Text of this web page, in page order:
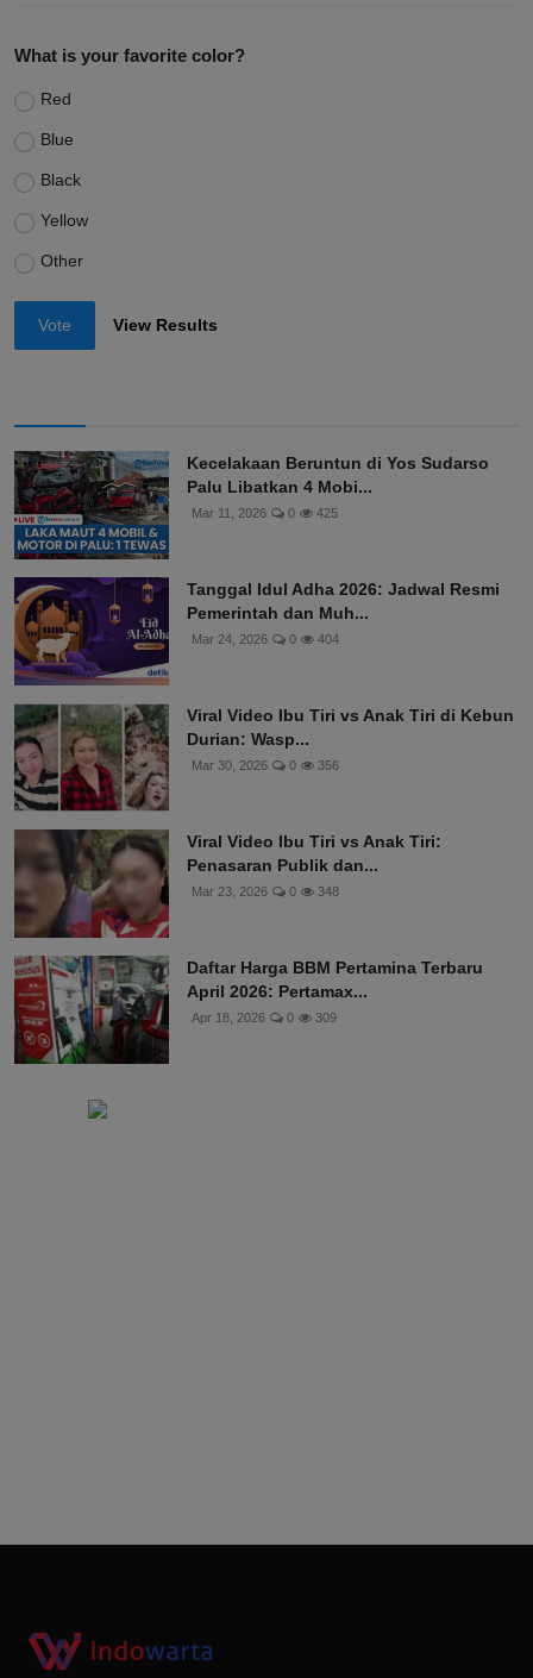
What is your favorite color?
Red
Blue
Black
Yellow
Other
Vote View Results
Kecelakaan Beruntun di Yos Sudarso
Palu Libatkan 4 Mobi...
Mar 11, 2026 0 425
Tanggal Idul Adha 2026: Jadwal Resmi
Pemerintah dan Muh...
Mar 24, 2026 0 404
Viral Video Ibu Tiri vs Anak Tiri di Kebun
Durian: Wasp...
Mar 30, 2026 0 356
Viral Video Ibu Tiri vs Anak Tiri:
Penasaran Publik dan...
Mar 23, 2026 0 348
Daftar Harga BBM Pertamina Terbaru
April 2026: Pertamax...
Apr 18, 2026 0 309